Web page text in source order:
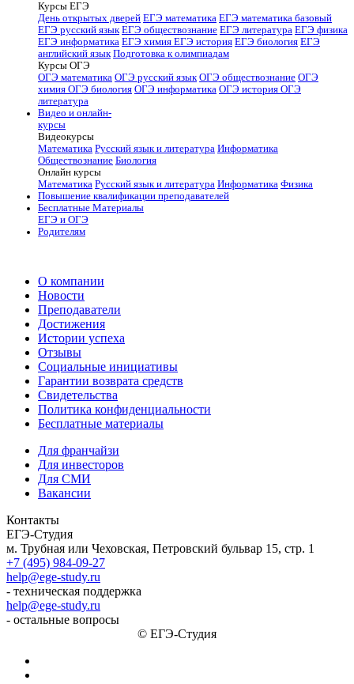
Курсы ЕГЭ
День открытых дверей ЕГЭ математика ЕГЭ математика базовый
ЕГЭ русский язык ЕГЭ обществознание ЕГЭ литература ЕГЭ физика
ЕГЭ информатика ЕГЭ химия ЕГЭ история ЕГЭ биология ЕГЭ
английский язык Подготовка к олимпиадам
Курсы ОГЭ
ОГЭ математика ОГЭ русский язык ОГЭ обществознание ОГЭ
химия ОГЭ биология ОГЭ информатика ОГЭ история ОГЭ
литература
Видео и онлайн-
курсы
Видеокурсы
Математика Русский язык и литература Информатика
Обществознание Биология
Онлайн курсы
Математика Русский язык и литература Информатика Физика
Повышение квалификации преподавателей
Бесплатные Материалы
ЕГЭ и ОГЭ
Родителям
О компании
Новости
Преподаватели
Достижения
Истории успеха
Отзывы
Социальные инициативы
Гарантии возврата средств
Свидетельства
Политика конфиденциальности
Бесплатные материалы
Для франчайзи
Для инвесторов
Для СМИ
Вакансии
Контакты
ЕГЭ-Студия
м. Трубная или Чеховская, Петровский бульвар 15, стр. 1
+7 (495) 984-09-27
help@ege-study.ru
- техническая поддержка
help@ege-study.ru
- остальные вопросы
© ЕГЭ-Студия